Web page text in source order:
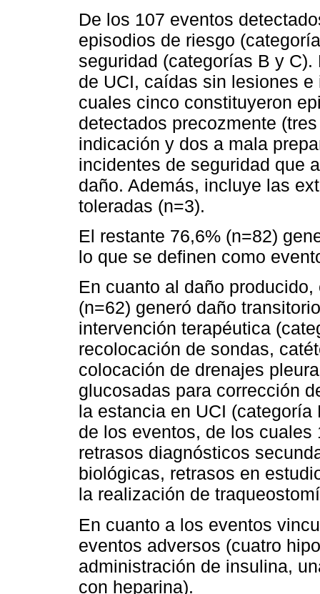
De los 107 eventos
episodios de riesgo
seguridad (categorías B y
de UCI, caídas sin lesiones
cuales cinco constituyeron
detectados precozmente
indicación y dos a mala
incidentes de seguridad que
daño. Además, incluye las
toleradas (n=3).
El restante 76,6% (n=82)
lo que se definen como
En cuanto al daño
(n=62) generó daño
intervención terapéutica
recolocación de sondas,
colocación de drenajes
glucosadas para corrección
la estancia en UCI
de los eventos, de los
retrasos diagnósticos
biológicas, retrasos en
la realización de
En cuanto a los eventos
eventos adversos (cuatro
administración de insulina,
con heparina).